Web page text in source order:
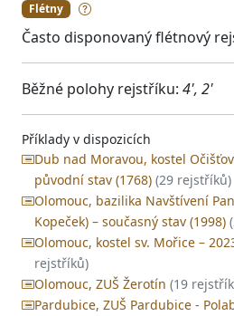
Flétny
Často disponovaný flétnový
Běžné polohy rejstříku: 4', 2'
Příklady v dispozicích
Dub nad Moravou, kostel
původní stav (1768) (29 rejstříků)
Olomouc, bazilika Navštívení
Kopeček) – současný stav (1998)
Olomouc, kostel sv. Mořice –
rejstříků)
Olomouc, ZUŠ Žerotín (19
Pardubice, ZUŠ Pardubice -